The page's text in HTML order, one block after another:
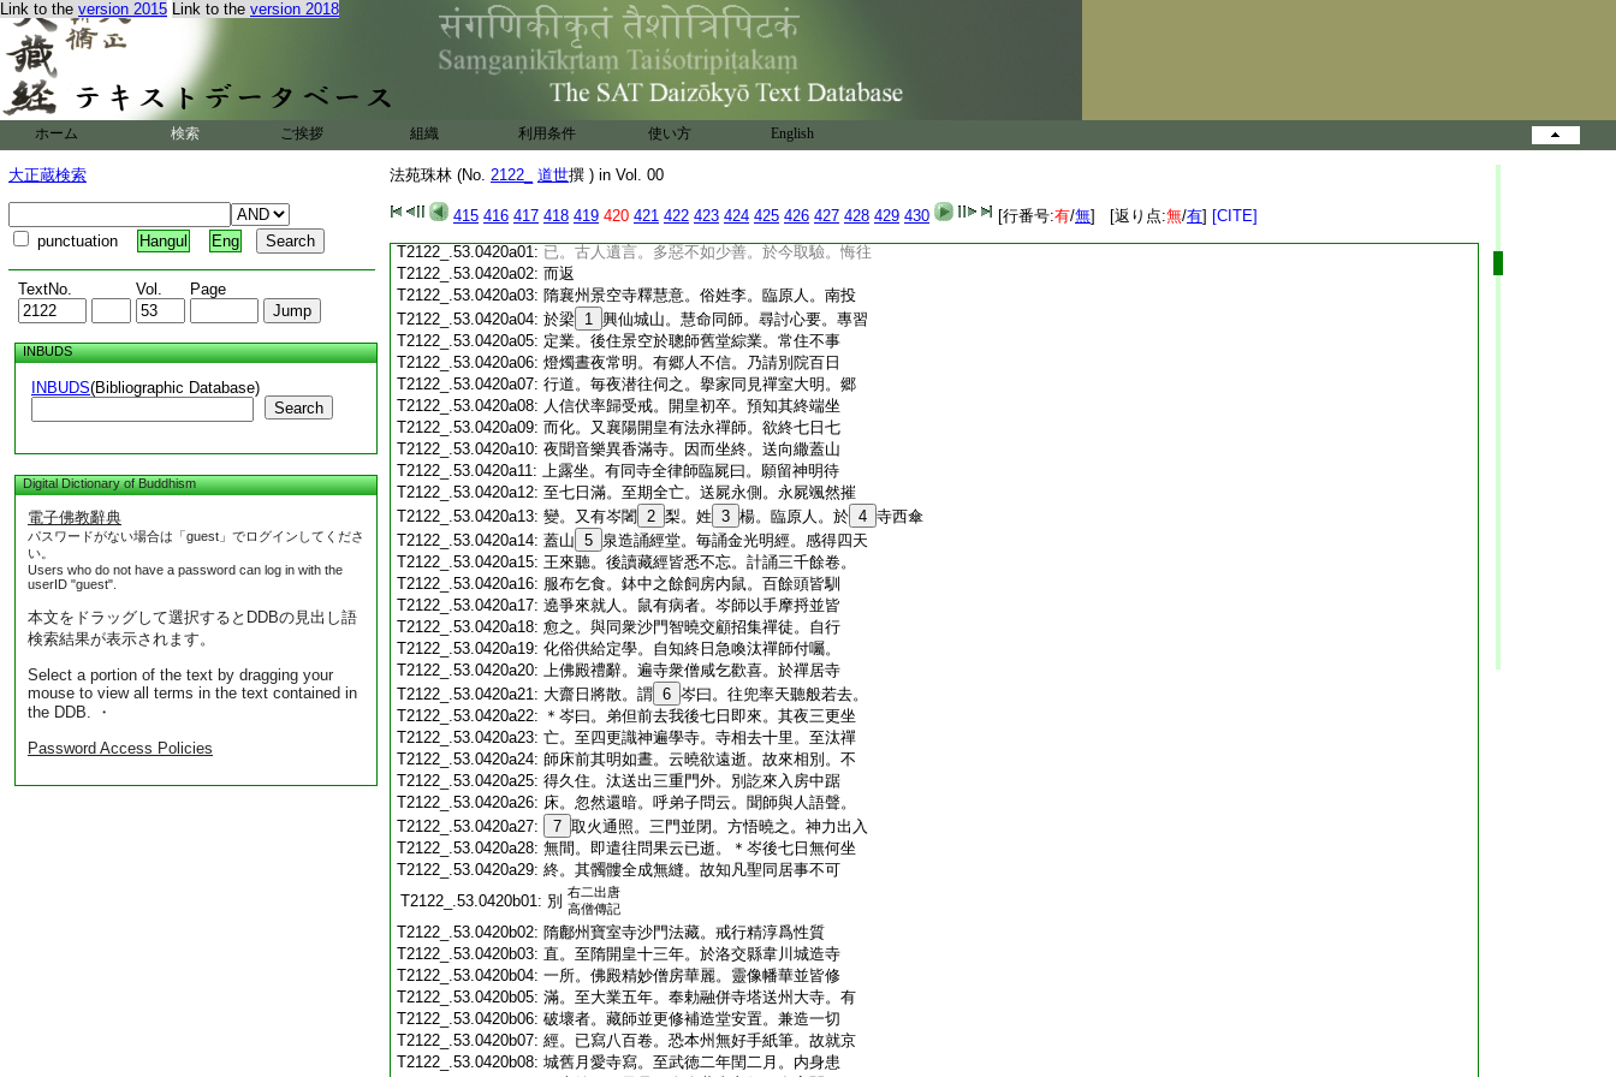
Link to the version 2015 Link to the version 2018
ホーム 検索 ご挨拶 組織 利用条件 使い方 English
大正蔵検索
punctuation Hangul Eng
TextNo. Vol. Page
INBUDS
INBUDS(Bibliographic Database)
Search
Digital Dictionary of Buddhism
電子佛教辭典
パスワードがない場合は「guest」でログインしてくださ
い。
Users who do not have a password can log in with the
userID "guest".
本文をドラッグして選択するとDDBの見出し語
検索結果が表示されます。
Select a portion of the text by dragging your
mouse to view all terms in the text contained in
the DDB. ・
Password Access Policies
法苑珠林 (No. 2122_ 道世撰 ) in Vol. 00
415 416 417 418 419 420 421 422 423 424 425 426 427 428 429 430 [行番号:有/無] [返り点:無/有] [CITE]
T2122_.53.0419c20:隋開皇初有＊楊州僧忘其本名。誦通涅槃自
T2122_.53.0419c21:矜爲業。歧州東山下 16 村中沙彌誦觀世音經。
T2122_.53.0419c22:二倶暴死。心下倶暖同至閻羅王所。乃處沙
彌金高座甚恭敬之。處涅槃僧銀高座敬心
不重。事訖勘問二倶餘壽。皆放還。彼涅槃僧
T2122_.53.0419c25:情大
恨恨。恃所誦多。問沙彌住處。於是兩
T2122_.53.0419c26: 辭各蘇所在。彼從南來至歧州。訪得具問所
T2122_.53.0419c27:由。沙彌言。
T2122_.53.0419c28: 然後乃誦。斯法不怠更無他術。彼謝曰。吾罪
T2122_.53.0420a01: 已。古人遺言。多惡不如少善。於今取驗。悔往
T2122_.53.0420a02: 而返
T2122_.53.0420a03: 隋襄州景空寺釋慧意。俗姓李。臨原人。南投
T2122_.53.0420a04: 於梁 1 興仙城山。慧命同師。尋討心要。專習
T2122_.53.0420a05: 定業。後住景空於聰師舊堂綜業。常住不事
T2122_.53.0420a06: 燈燭晝夜常明。有郷人不信。乃請別院百日
T2122_.53.0420a07: 行道。毎夜潜往伺之。擧家同見禪室大明。郷
T2122_.53.0420a08: 人信伏率歸受戒。開皇初卒。預知其終端坐
T2122_.53.0420a09: 而化。又襄陽開皇有法永禪師。欲終七日七
T2122_.53.0420a10: 夜聞音樂異香滿寺。因而坐終。送向繖蓋山
T2122_.53.0420a11: 上露坐。有同寺全律師臨屍曰。願留神明待
T2122_.53.0420a12: 至七日滿。至期全亡。送屍永側。永屍颯然摧
T2122_.53.0420a13: 變。又有岑闍 2 梨。姓 3 楊。臨原人。於 4 寺西傘
T2122_.53.0420a14: 蓋山 5 泉造誦經堂。毎誦金光明經。感得四天
T2122_.53.0420a15: 王來聽。後讀藏經皆悉不忘。計誦三千餘卷。
T2122_.53.0420a16: 服布乞食。鉢中之餘飼房内鼠。百餘頭皆馴
T2122_.53.0420a17: 遶爭來就人。鼠有病者。岑師以手摩捋並皆
T2122_.53.0420a18: 愈之。與同衆沙門智曉交顧招集禪徒。自行
T2122_.53.0420a19: 化俗供給定學。自知終日急喚汰禪師付囑。
T2122_.53.0420a20: 上佛殿禮辭。遍寺衆僧咸乞歡喜。於禪居寺
T2122_.53.0420a21: 大齋日將散。謂 6 岑曰。往兜率天聽般若去。
T2122_.53.0420a22: ＊岑曰。弟但前去我後七日即來。其夜三更坐
T2122_.53.0420a23: 亡。至四更識神遍學寺。寺相去十里。至汰禪
T2122_.53.0420a24: 師床前其明如晝。云曉欲遠逝。故來相別。不
T2122_.53.0420a25: 得久住。汰送出三重門外。別訖來入房中踞
T2122_.53.0420a26: 床。忽然還暗。呼弟子問云。聞師與人語聲。
T2122_.53.0420a27:
7 取火通照。三門並閉。方悟曉之。神力出入
T2122_.53.0420a28: 無間。即遣往問果云已逝。＊岑後七日無何坐
T2122_.53.0420a29: 終。其髑髏全成無縫。故知凡聖同居事不可
T2122_.53.0420b01: 別 右二出唐
高僧傳記
T2122_.53.0420b02: 隋鄜州寶室寺沙門法藏。戒行精淳爲性質
T2122_.53.0420b03: 直。至隋開皇十三年。於洛交縣韋川城造寺
T2122_.53.0420b04: 一所。佛殿精妙僧房華麗。靈像幡華並皆修
T2122_.53.0420b05: 滿。至大業五年。奉勅融併寺塔送州大寺。有
T2122_.53.0420b06: 破壞者。藏師並更修補造堂安置。兼造一切
T2122_.53.0420b07: 經。已寫八百卷。恐本州無好手紙筆。故就京
T2122_.53.0420b08: 城舊月愛寺寫。至武徳二年閏二月。内身患